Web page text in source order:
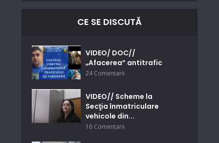
CE SE DISCUTĂ
VIDEO/ DOC//
„Afacerea” antitrafic
24 Comentarii
VIDEO// Scheme la
Secţia înmatriculare
vehicole din...
16 Comentarii